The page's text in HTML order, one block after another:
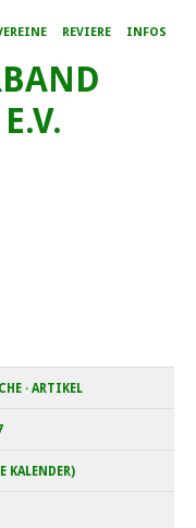
REVIERE INFOS
· ARTIKEL
KALENDER)